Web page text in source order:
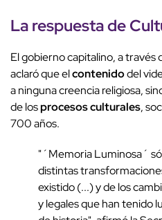
La respuesta de
El gobierno capitalino, a través
aclaró que elcontenidodel
a ninguna creencia religiosa,
de losprocesos culturales,
700 años.
"´Memoria Luminosa´
distintas
existido (...) y de los
y legales que han tenido